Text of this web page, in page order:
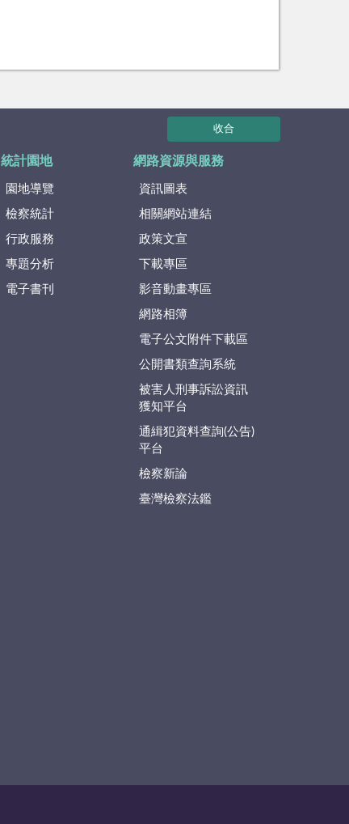
收合
統計園地
園地導覽
檢察統計
行政服務
專題分析
電子書刊
網路資源與服務
資訊圖表
相關網站連結
政策文宣
下載專區
影音動畫專區
網路相簿
電子公文附件下載區
公開書類查詢系統
被害人刑事訴訟資訊
獲知平台
通緝犯資料查詢(公告)
平台
檢察新論
臺灣檢察法鑑